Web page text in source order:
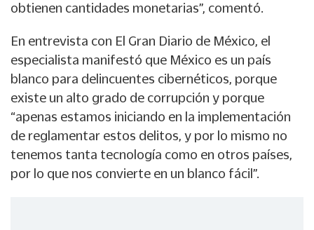
obtienen cantidades monetarias”, comentó.
En entrevista con El Gran Diario de México, el
especialista manifestó que México es un país
blanco para delincuentes cibernéticos, porque
existe un alto grado de corrupción y porque
“apenas estamos iniciando en la implementación
de reglamentar estos delitos, y por lo mismo no
tenemos tanta tecnología como en otros países,
por lo que nos convierte en un blanco fácil”.